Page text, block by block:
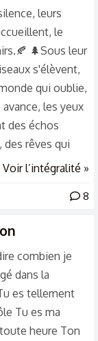
leurs
le
🌲Sous leur
s'élèvent,
qui oublie,
les yeux
des échos
des rêves qui
vous portez
perdu.🍂 🌲
dans le
Voir l’intégralité »
8
combien je
dans la
es tellement
Tu es ma
heure Ton